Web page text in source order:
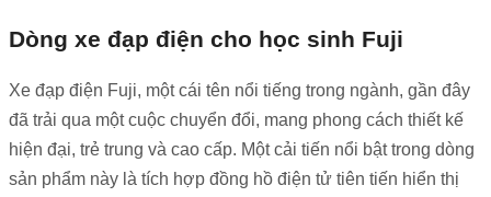
Dòng xe đạp điện cho học sinh Fuji
Xe đạp điện Fuji, một cái tên nổi tiếng trong ngành, gần đây
đã trải qua một cuộc chuyển đổi, mang phong cách thiết kế
hiện đại, trẻ trung và cao cấp. Một cải tiến nổi bật trong dòng
sản phẩm này là tích hợp đồng hồ điện tử tiên tiến hiển thị